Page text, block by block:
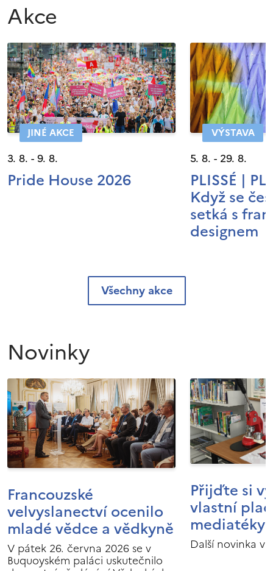
Akce
JINÉ AKCE
3. 8. - 9. 8.
Pride House 2026
VÝSTAVA
5. 8. - 29. 8.
PLISSÉ |
Když se
setká s
designem
Všechny akce
Novinky
Francouzské
velvyslanectví ocenilo
mladé vědce a vědkyně
V pátek 26. června 2026 se v
Buquoyském paláci uskutečnilo
Přijďte si
vlastní
mediatéky
Další novinka v